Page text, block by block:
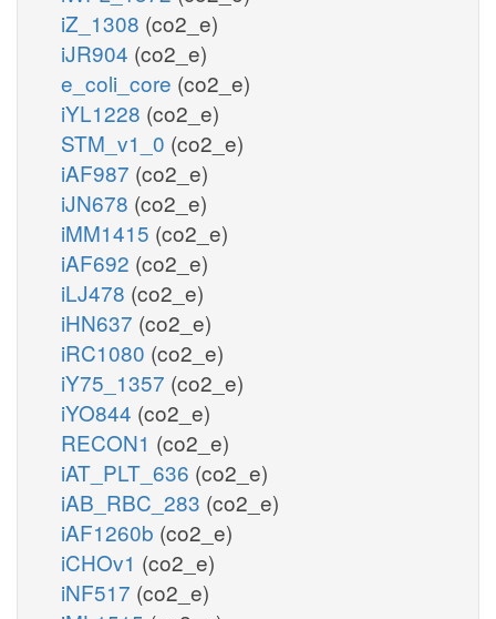
iZ_1308 (co2_e)
iJR904 (co2_e)
e_coli_core (co2_e)
iYL1228 (co2_e)
STM_v1_0 (co2_e)
iAF987 (co2_e)
iJN678 (co2_e)
iMM1415 (co2_e)
iAF692 (co2_e)
iLJ478 (co2_e)
iHN637 (co2_e)
iRC1080 (co2_e)
iY75_1357 (co2_e)
iYO844 (co2_e)
RECON1 (co2_e)
iAT_PLT_636 (co2_e)
iAB_RBC_283 (co2_e)
iAF1260b (co2_e)
iCHOv1 (co2_e)
iNF517 (co2_e)